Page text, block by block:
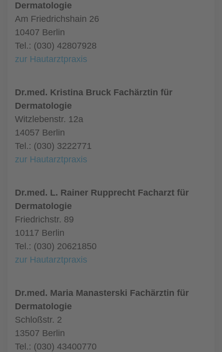
Dermatologie
Am Friedrichshain 26
10407 Berlin
Tel.: (030) 42807928
zur Hautarztpraxis
Dr.med. Kristina Bruck Fachärztin für
Dermatologie
Witzlebenstr. 12a
14057 Berlin
Tel.: (030) 3222771
zur Hautarztpraxis
Dr.med. L. Rainer Rupprecht Facharzt für
Dermatologie
Friedrichstr. 89
10117 Berlin
Tel.: (030) 20621850
zur Hautarztpraxis
Dr.med. Maria Manasterski Fachärztin für
Dermatologie
Schloßstr. 2
13507 Berlin
Tel.: (030) 43400770